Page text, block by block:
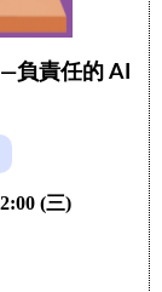
負責任的 AI
(三)